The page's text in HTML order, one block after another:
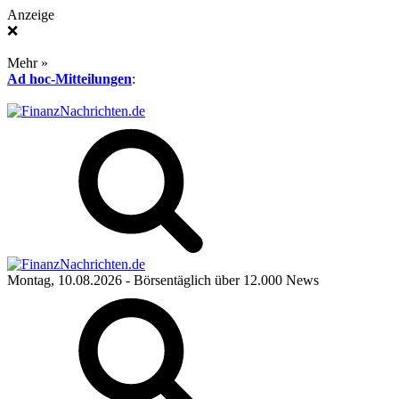
Anzeige
❌
Mehr »
Ad hoc-Mitteilungen:
Montag, 10.08.2026 - Börsentäglich über 12.000 News